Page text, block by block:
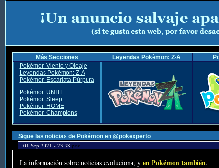
Más Secciones Leyendas Pokémon: Z-A
Pokémon Viento y Oleaje
Leyendas Pokémon: Z-A
Pokémon Escarlata Púrpura
Pokémon UNITE
Pokémon Sleep
Pokémon HOME
Pokémon Champions
Sigue las noticias de Pokémon en @pokexperto
01 Sep 2021 - 23:38 por
La información sobre noticias evoluciona, y en Pokémon también.